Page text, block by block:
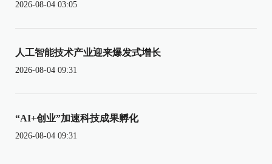
2026-08-04 03:05
人工智能技术产业迎来爆发式增长
2026-08-04 09:31
“AI+创业”加速科技成果孵化
2026-08-04 09:31